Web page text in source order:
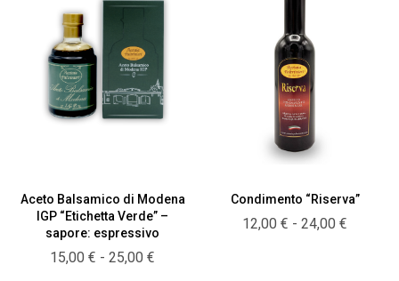
Aceto Balsamico di Modena
IGP “Etichetta Verde” –
sapore: espressivo
15,00€ - 25,00€
Condimento “Riserva”
12,00€ - 24,00€